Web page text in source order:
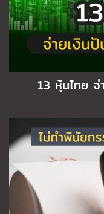
13 หุ้นไทย